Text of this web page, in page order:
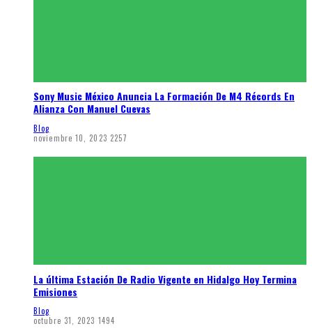
Sony Music México Anuncia La Formación De M4 Récords En
Alianza Con Manuel Cuevas
Blog
noviembre 10, 2023 2257
La última Estación De Radio Vigente en Hidalgo Hoy Termina
Emisiones
Blog
octubre 31, 2023 1494